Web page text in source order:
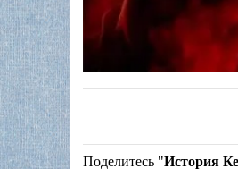
Поделитесь "История